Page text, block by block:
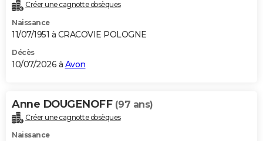
Créer une cagnotte obsèques
Naissance
11/07/1951 à CRACOVIE POLOGNE
Décès
10/07/2026 à Avon
Anne DOUGENOFF (97 ans)
Créer une cagnotte obsèques
Naissance